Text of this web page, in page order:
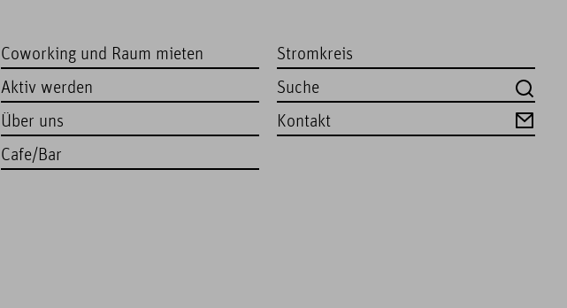
Coworking und Raum mieten
Aktiv werden
Über uns
Cafe/Bar
Stromkreis
Kontakt